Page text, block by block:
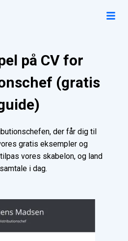
på CV for
(gratis
der får dig til
gratis eksempler og
vores skabelon, og land
i dag.